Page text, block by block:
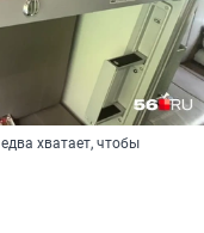
хватает, чтобы